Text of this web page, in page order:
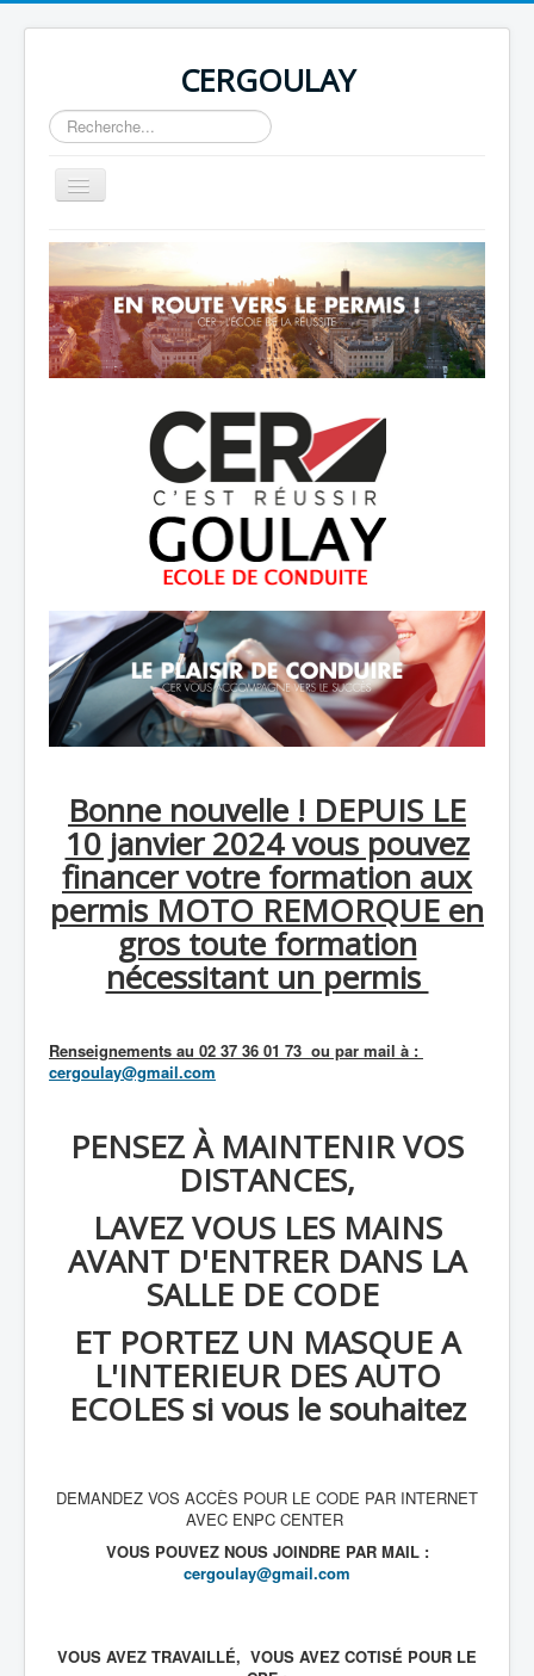
CERGOULAY
Rechercher
Basculer
la
Home
About
Author Login
Bonne nouvelle ! DEPUIS LE
10 janvier 2024 vous pouvez
financer votre formation aux
permis MOTO REMORQUE en
gros toute formation
nécessitant un permis
Renseignements au 02 37 36 01 73 ou par mail à :
cergoulay@gmail.com
PENSEZ À MAINTENIR VOS
DISTANCES,
LAVEZ VOUS LES MAINS
AVANT D'ENTRER DANS LA
SALLE DE CODE
ET PORTEZ UN MASQUE A
L'INTERIEUR DES AUTO
ECOLES si vous le souhaitez
DEMANDEZ VOS ACCÈS POUR LE CODE PAR INTERNET
AVEC ENPC CENTER
VOUS POUVEZ NOUS JOINDRE PAR MAIL :
cergoulay@gmail.com
VOUS AVEZ TRAVAILLÉ, VOUS AVEZ COTISÉ POUR LE